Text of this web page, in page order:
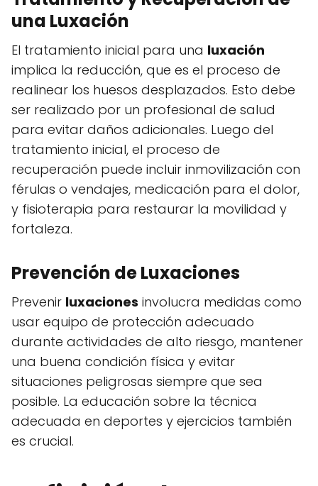
una Luxación
El tratamiento inicial para una luxación
implica la reducción, que es el proceso de
realinear los huesos desplazados. Esto debe
ser realizado por un profesional de salud
para evitar daños adicionales. Luego del
tratamiento inicial, el proceso de
recuperación puede incluir inmovilización con
férulas o vendajes, medicación para el dolor,
y fisioterapia para restaurar la movilidad y
fortaleza.
Prevención de Luxaciones
Prevenir luxaciones involucra medidas como
usar equipo de protección adecuado
durante actividades de alto riesgo, mantener
una buena condición física y evitar
situaciones peligrosas siempre que sea
posible. La educación sobre la técnica
adecuada en deportes y ejercicios también
es crucial.